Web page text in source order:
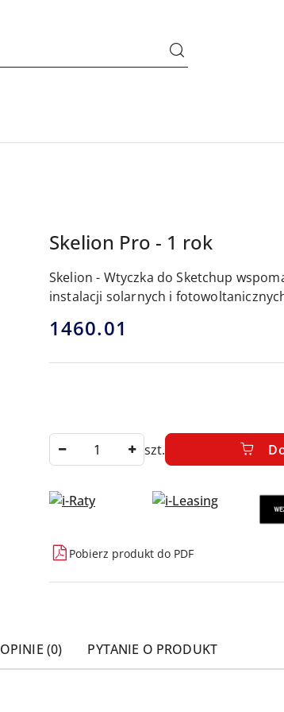
Skelion Pro - 1 rok
Skelion - Wtyczka do Sketchup
instalacji solarnych i
cena:
1460.01
szt.
Dostępność
i
dostawa
Pobierz produkt do PDF
OPINIE (0) PYTANIE O PRODUKT